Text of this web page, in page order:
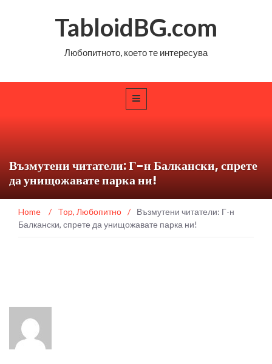
TabloidBG.com
Любопитното, което те интересува
Възмутени читатели: Г-н Балкански, спрете
да унищожавате парка ни!
Home / Top, Любопитно /
Възмутени читатели: Г-н
Балкански, спрете да унищожавате парка ни!